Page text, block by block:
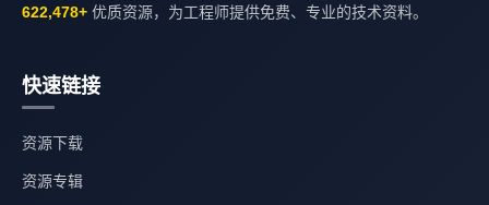
622,478+ 优质资源，为工程师提供免费、专业的技术资料。
快速链接
资源下载
资源专辑